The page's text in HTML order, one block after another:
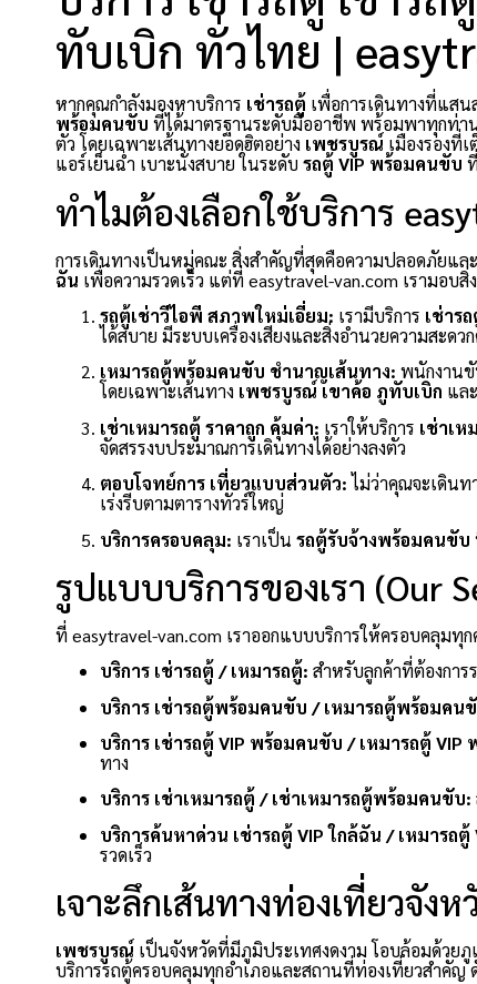
ทับเบิก ทั่วไทย |
หากคุณกำลังมองหาบริการ เช่ารถตู้ เพื่อการเดินทางที่แส
พร้อมคนขับ ที่ได้มาตรฐานระดับมืออาชีพ พร้อมพาทุกท่า
ตัว โดยเฉพาะเส้นทางยอดฮิตอย่าง เพชรบูรณ์ เมืองรองที่
แอร์เย็นฉ่ำ เบาะนั่งสบาย ในระดับ รถตู้ VIP พร้อมคนขับ
ทำไมต้องเลือกใช้บริการ
การเดินทางเป็นหมู่คณะ สิ่งสำคัญที่สุดคือความปลอดภัยแล
ฉัน เพื่อความรวดเร็ว แต่ที่ easytravel-van.com เรามอ
รถตู้เช่าวีไอพี สภาพใหม่เอี่ยม: เรามีบริการ เช่าร
ได้สบาย มีระบบเครื่องเสียงและสิ่งอำนวยความสะดว
เหมารถตู้พร้อมคนขับ ชำนาญเส้นทาง: พนักงานขั
โดยเฉพาะเส้นทาง เพชรบูรณ์ เขาค้อ ภูทับเบิก และ
เช่าเหมารถตู้ ราคาถูก คุ้มค่า: เราให้บริการ เช่าเห
จัดสรรงบประมาณการเดินทางได้อย่างลงตัว
ตอบโจทย์การ เที่ยวแบบส่วนตัว:ไม่ว่าคุณจะเดินท
เร่งรีบตามตารางทัวร์ใหญ่
บริการครอบคลุม: เราเป็น รถตู้รับจ้างพร้อมคนขับ
รูปแบบบริการของเรา (Our
ที่ easytravel-van.com เราออกแบบบริการให้ครอบคลุม
บริการ เช่ารถตู้ / เหมารถตู้: สำหรับลูกค้าที่ต้องการ
บริการ เช่ารถตู้พร้อมคนขับ / เหมารถตู้พร้อมคน
บริการ เช่ารถตู้ VIP พร้อมคนขับ / เหมารถตู้ VIP
ทาง
บริการ เช่าเหมารถตู้ / เช่าเหมารถตู้พร้อมคนขับ:
บริการค้นหาด่วน เช่ารถตู้ VIP ใกล้ฉัน / เหมารถตู้
รวดเร็ว
เจาะลึกเส้นทางท่องเที่ยวจั
เพชรบูรณ์ เป็นจังหวัดที่มีภูมิประเทศงดงาม โอบล้อมด้วย
บริการรถตู้ครอบคลุมทุกอำเภอและสถานที่ท่องเที่ยวสำคัญ